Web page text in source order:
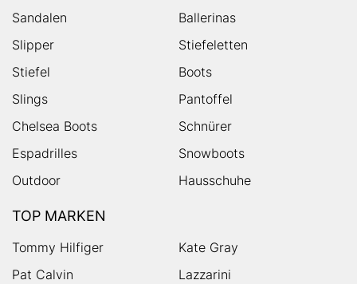
Sandalen
Ballerinas
Slipper
Stiefeletten
Stiefel
Boots
Slings
Pantoffel
Chelsea Boots
Schnürer
Espadrilles
Snowboots
Outdoor
Hausschuhe
TOP MARKEN
Tommy Hilfiger
Kate Gray
Pat Calvin
Lazzarini